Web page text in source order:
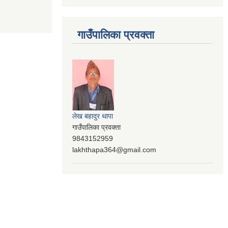
गाउँपालिका प्रवक्ता
लेख बहादुर थापा
गाउँपालिका प्रवक्ता
9843152959
lakhthapa364@gmail.com